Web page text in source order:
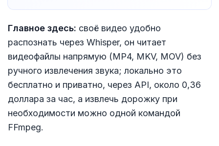
Главное здесь: своё видео удобно
распознать через Whisper, он читает
видеофайлы напрямую (MP4, MKV, MOV) без
ручного извлечения звука; локально это
бесплатно и приватно, через API, около 0,36
доллара за час, а извлечь дорожку при
необходимости можно одной командой
FFmpeg.